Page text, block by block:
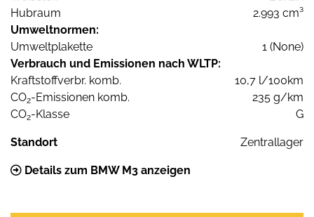
Hubraum
2.993 cm³
Umweltnormen:
Umweltplakette
1 (None)
Verbrauch und Emissionen nach WLTP:
Kraftstoffverbr. komb.
10,7 l/100km
CO2-Emissionen komb.
235 g/km
CO2-Klasse G
Standort Zentrallager
Details zum BMW M3 anzeigen